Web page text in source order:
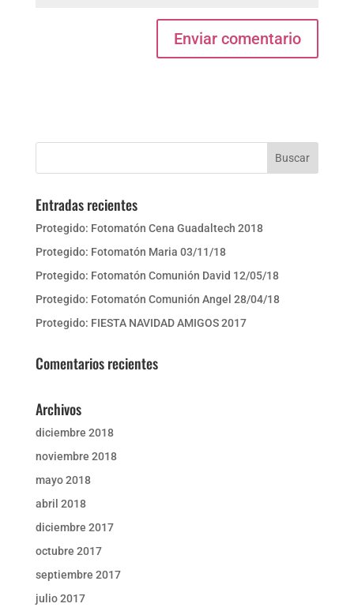
Entradas recientes
Protegido: Fotomatón Cena Guadaltech 2018
Protegido: Fotomatón Maria 03/11/18
Protegido: Fotomatón Comunión David 12/05/18
Protegido: Fotomatón Comunión Angel 28/04/18
Protegido: FIESTA NAVIDAD AMIGOS 2017
Comentarios recientes
Archivos
diciembre 2018
noviembre 2018
mayo 2018
abril 2018
diciembre 2017
octubre 2017
septiembre 2017
julio 2017